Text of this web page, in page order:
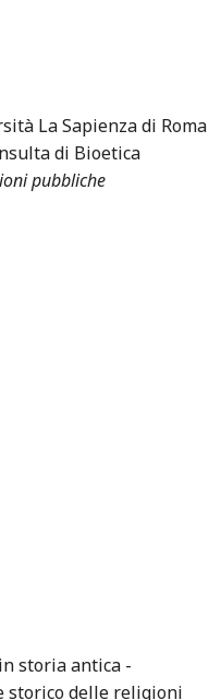
La Sapienza di Roma
di Bioetica
pubbliche
storia antica -
storico delle religioni